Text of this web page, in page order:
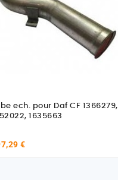
ech. pour Daf CF 1366279,
1635663
€